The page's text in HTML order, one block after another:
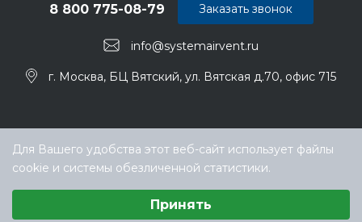
info@systemairvent.ru
8 800 775-08-79
г. Москва, БЦ Вятский, ул. Вятская д.70, офис 715
Заказать звонок
Для Вашего удобства этот веб-сайт использует файлы
cookie и системы обезличенной статистики.
Принять